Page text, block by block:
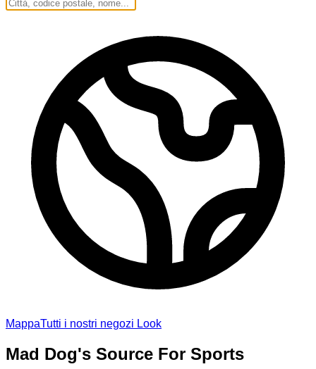
MappaTutti i nostri negozi Look
Mad Dog's Source For Sports